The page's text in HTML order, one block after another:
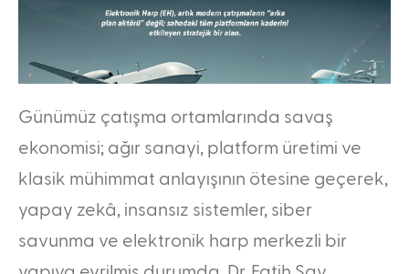
Taşınabilir RF Simülatörü (PRFS)
Pasif Bileşik Algılama Sistemi (PCL)
KARİYER
İnsan Kaynakları Politikası İşe Alım Sürecimiz
Aday Mühendis Programı Gelecek Sensin Staj Programı
MEDYA
Kurumsal Kimlik Ürün Broşürleri
Günümüz çatışma ortamlarında savaş
ekonomisi; ağır sanayi, platform üretimi ve
klasik mühimmat anlayışının ötesine geçerek,
yapay zekâ, insansız sistemler, siber
savunma ve elektronik harp merkezli bir